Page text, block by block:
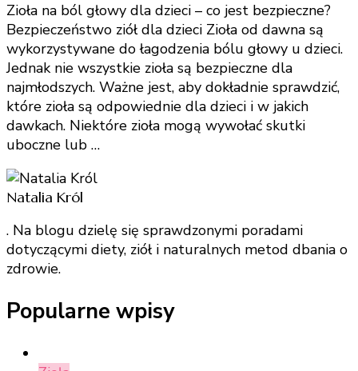
na
ból
głowy
dla
dzieci
–
co
Zioła na ból głowy dla dzieci – co jest bezpieczne?
Bezpieczeństwo ziół dla dzieci Zioła od dawna są
wykorzystywane do łagodzenia bólu głowy u dzieci.
Jednak nie wszystkie zioła są bezpieczne dla
najmłodszych. Ważne jest, aby dokładnie sprawdzić,
które zioła są odpowiednie dla dzieci i w jakich
dawkach. Niektóre zioła mogą wywołać skutki
uboczne lub …
Natalia Król
. Na blogu dzielę się sprawdzonymi poradami
dotyczącymi diety, ziół i naturalnych metod dbania o
zdrowie.
Popularne wpisy